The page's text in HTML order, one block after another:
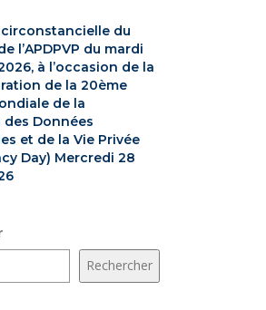
du
l’APDPVP du mardi
à l’occasion de la
de la 20ème
de la
Données
et de la Vie Privée
Day) Mercredi 28
Rechercher